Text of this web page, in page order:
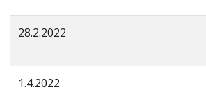
28.2.2022
1.4.2022